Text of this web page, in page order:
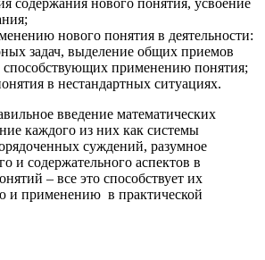
содержания нового понятия, усвоение
нового понятия в деятельности:
задач, выделение общих приемов
способствующих применению понятия;
в нестандартных ситуациях.
введение математических
каждого из них как системы
суждений, разумное
и содержательного аспектов в
– все это способствует их
и применению в практической